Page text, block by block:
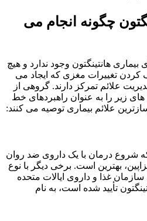
چگونه انجام می
هانتینگتون وجود ندارد و هیچ
تغییرات مغزی که ایجاد می
علائم تمرکز دارند. گروهی از
را به عنوان راهبردهای خط
علائم بیماری توصیه می کنند:
درمان با یک داروی ضد روان
بهترین است. برخی دیگر با نوع
غذا و داروی ایالات متحده
تأیید شده است، به نام